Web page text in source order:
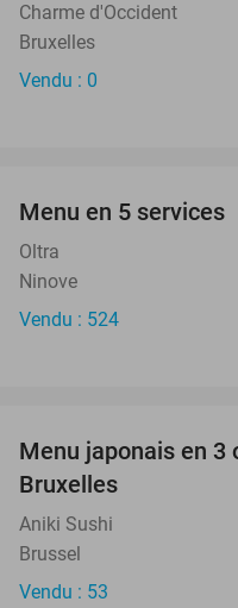
Charme d'Occident
Bruxelles
Vendu : 0
TODAY
Menu en 5 services
Oltra
Ninove
Vendu : 524
Menu japonais en 3
Bruxelles
Aniki Sushi
Brussel
Vendu : 53